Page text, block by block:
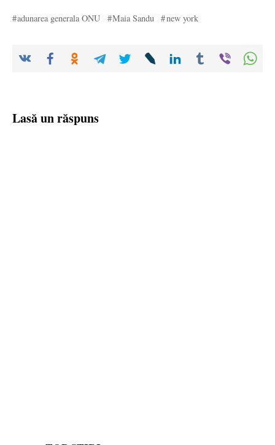
adunarea generala ONU Maia Sandu new york
Lasă un răspuns